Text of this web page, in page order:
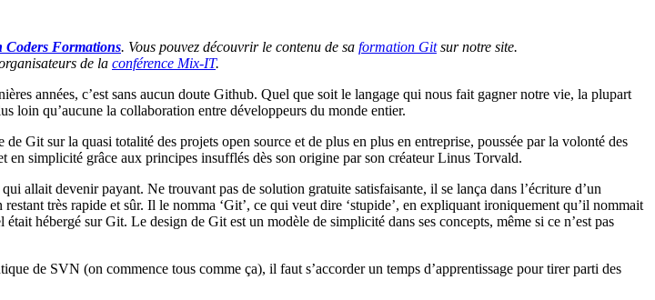
Coders Formations. Vous pouvez découvrir le contenu de sa formation Gitsur notre site.
de la conférence Mix-IT.
années, c’est sans aucun doute Github. Quel que soit le langage qui nous fait gagner notre vie, la plupart
loin qu’aucune la collaboration entre développeurs du monde entier.
Git sur la quasi totalité des projets open source et de plus en plus en entreprise, poussée par la volonté des
simplicité grâce aux principes insufflés dès son origine par son créateur Linus Torvald.
allait devenir payant. Ne trouvant pas de solution gratuite satisfaisante, il se lança dans l’écriture d’un
très rapide et sûr. Il le nomma ‘Git’, ce qui veut dire ‘stupide’, en expliquant ironiquement qu’il nommait
hébergé sur Git. Le design de Git est un modèle de simplicité dans ses concepts, même si ce n’est pas
de SVN (on commence tous comme ça), il faut s’accorder un temps d’apprentissage pour tirer parti des